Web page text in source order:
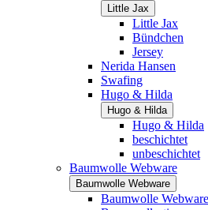
Little Jax
Little Jax
Bündchen
Jersey
Nerida Hansen
Swafing
Hugo & Hilda
Hugo & Hilda
Hugo & Hilda
beschichtet
unbeschichtet
Baumwolle Webware
Baumwolle Webware
Baumwolle Webware